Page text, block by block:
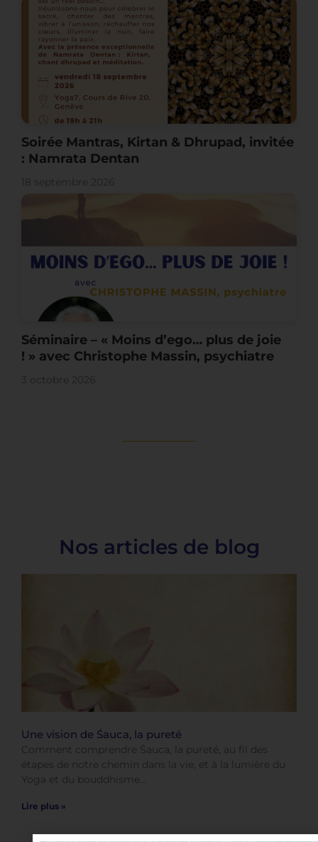
Soirée Mantras, Kirtan & Dhrupad, invitée
: Namrata Dentan
18 septembre 2026
Séminaire – « Moins d’ego… plus de joie
! » avec Christophe Massin, psychiatre
3 octobre 2026
Nos articles de blog
Une vision de Śauca, la pureté
Comment comprendre Śauca, la pureté, au fil des
étapes de notre chemin dans la vie, et à la lumière du
Yoga et du bouddhisme…
Lire plus »